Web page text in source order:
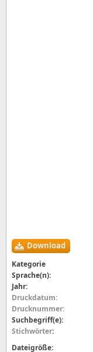
Download
Kategorie
Sprache(n):
Jahr:
Druckdatum:
Drucknummer:
Suchbegriff(e):
Stichwörter:
Dateigröße: